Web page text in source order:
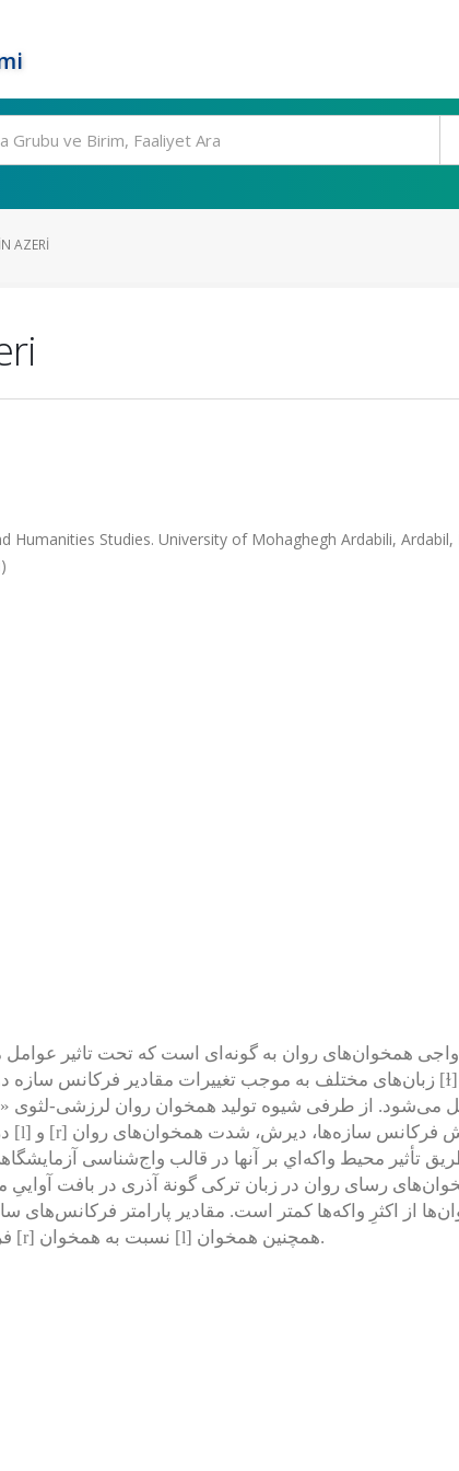
AZERI
Studies. University of Mohaghegh Ardabili, Ardabil,
واجی همخوان‌های روان به گونه‌ای است که تحت تاثیر عوامل
زبان‌های مختلف به موجب تغییرات مقادیر فرکانس سازه ] روشن و [ɫ] تیره
می‌شود. از طرفی شیوه تولید همخوان روان لرزشی-لثوی
فرکانس سازه‌ها، دیرش، شدت همخوان‌های روان [r] و [
l
]
تأثیر محیط واکه‌اي بر آنها در قالب واج‌شناسی
رسای روان در زبان ترکی گونة آذری در بافت‌
از اکثرِ واکه‌ها کمتر است. مقادیر پارامتر فرکانس‌های
همچنین همخوان [l] نسبت به همخوان [r
] فرکانس سازه سوم بالایی در تمامی بافت‌های آوایی دارد.